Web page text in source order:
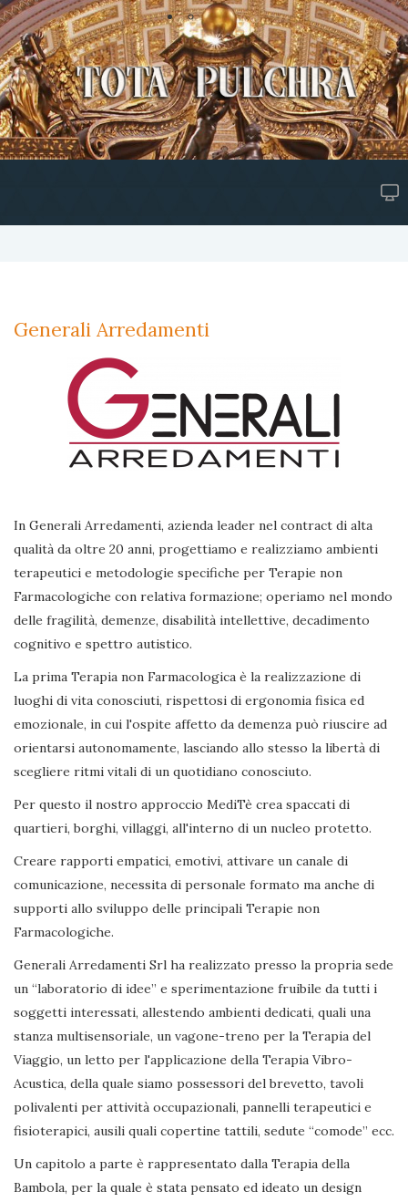
Generali Arredamenti
In Generali Arredamenti, azienda leader nel contract di alta
qualità da oltre 20 anni, progettiamo e realizziamo ambienti
terapeutici e metodologie specifiche per Terapie non
Farmacologiche con relativa formazione; operiamo nel mondo
delle fragilità, demenze, disabilità intellettive, decadimento
cognitivo e spettro autistico.
La prima Terapia non Farmacologica è la realizzazione di
luoghi di vita conosciuti, rispettosi di ergonomia fisica ed
emozionale, in cui l'ospite affetto da demenza può riuscire ad
orientarsi autonomamente, lasciando allo stesso la libertà di
scegliere ritmi vitali di un quotidiano conosciuto.
Per questo il nostro approccio MediTè crea spaccati di
quartieri, borghi, villaggi, all'interno di un nucleo protetto.
Creare rapporti empatici, emotivi, attivare un canale di
comunicazione, necessita di personale formato ma anche di
supporti allo sviluppo delle principali Terapie non
Farmacologiche.
Generali Arredamenti Srl ha realizzato presso la propria sede
un “laboratorio di idee” e sperimentazione fruibile da tutti i
soggetti interessati, allestendo ambienti dedicati, quali una
stanza multisensoriale, un vagone-treno per la Terapia del
Viaggio, un letto per l'applicazione della Terapia Vibro-
Acustica, della quale siamo possessori del brevetto, tavoli
polivalenti per attività occupazionali, pannelli terapeutici e
fisioterapici, ausili quali copertine tattili, sedute “comode” ecc.
Un capitolo a parte è rappresentato dalla Terapia della
Bambola, per la quale è stata pensato ed ideato un design